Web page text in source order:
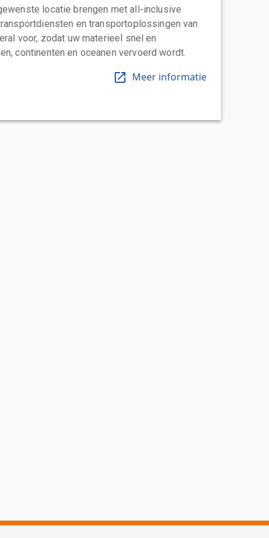
locatie brengen met all-inclusive
en transportoplossingen van
voor, zodat uw materieel snel en
continenten en oceanen vervoerd wordt.
Meer informatie